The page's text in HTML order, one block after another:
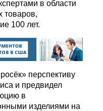
в области
товаров,
100 лет.
перспективу
и предвидел
в
изделиями на